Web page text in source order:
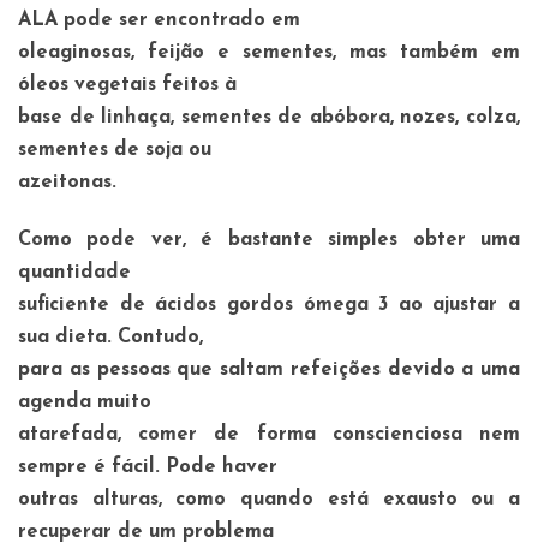
ALA pode ser encontrado em
oleaginosas, feijão e sementes, mas também em
óleos vegetais feitos à
base de linhaça, sementes de abóbora, nozes, colza,
sementes de soja ou
azeitonas.
Como pode ver, é bastante simples obter uma
quantidade
suficiente de ácidos gordos ómega 3 ao ajustar a
sua dieta. Contudo,
para as pessoas que saltam refeições devido a uma
agenda muito
atarefada, comer de forma conscienciosa nem
sempre é fácil. Pode haver
outras alturas, como quando está exausto ou a
recuperar de um problema